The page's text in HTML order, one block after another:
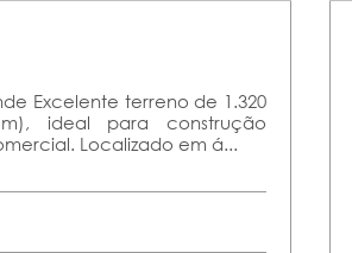
Excelente terreno de 1.320
ideal para construção
Localizado em á...